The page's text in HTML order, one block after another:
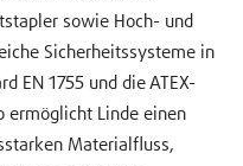
sowie Hoch- und
Sicherheitssysteme in
EN 1755 und die ATEX-
ermöglicht Linde einen
Materialfluss,